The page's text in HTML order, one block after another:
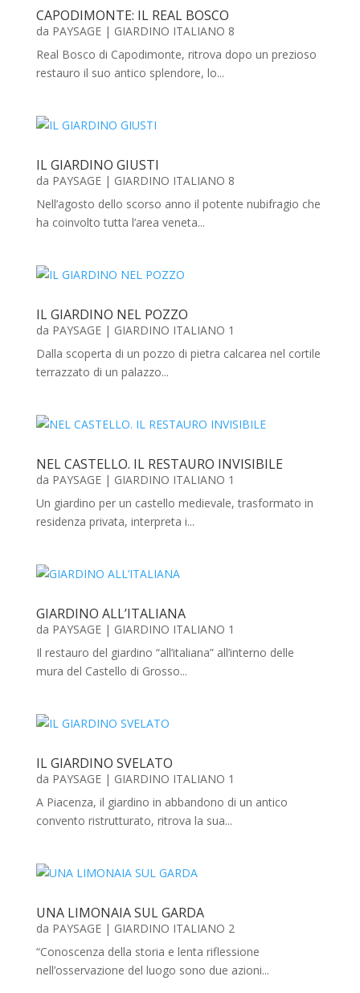
CAPODIMONTE: IL REAL BOSCO
da PAYSAGE| GIARDINO ITALIANO 8
Real Bosco di Capodimonte, ritrova dopo un prezioso
restauro il suo antico splendore, lo...
IL GIARDINO GIUSTI
da PAYSAGE| GIARDINO ITALIANO 8
Nell’agosto dello scorso anno il potente nubifragio che
ha coinvolto tutta l’area veneta...
IL GIARDINO NEL POZZO
da PAYSAGE| GIARDINO ITALIANO 1
Dalla scoperta di un pozzo di pietra calcarea nel cortile
terrazzato di un palazzo...
NEL CASTELLO. IL RESTAURO INVISIBILE
da PAYSAGE| GIARDINO ITALIANO 1
Un giardino per un castello medievale, trasformato in
residenza privata, interpreta i...
GIARDINO ALL’ITALIANA
da PAYSAGE| GIARDINO ITALIANO 1
Il restauro del giardino “all’italiana” all’interno delle
mura del Castello di Grosso...
IL GIARDINO SVELATO
da PAYSAGE| GIARDINO ITALIANO 1
A Piacenza, il giardino in abbandono di un antico
convento ristrutturato, ritrova la sua...
UNA LIMONAIA SUL GARDA
da PAYSAGE| GIARDINO ITALIANO 2
“Conoscenza della storia e lenta riflessione
nell’osservazione del luogo sono due azioni...